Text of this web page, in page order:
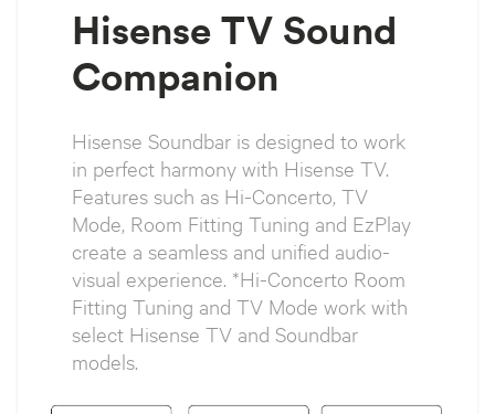
Hisense TV Sound
Companion
Hisense Soundbar is designed to work
in perfect harmony with Hisense TV.
Features such as Hi-Concerto, TV
Mode, Room Fitting Tuning and EzPlay
create a seamless and unified audio-
visual experience. *Hi-Concerto Room
Fitting Tuning and TV Mode work with
select Hisense TV and Soundbar
models.